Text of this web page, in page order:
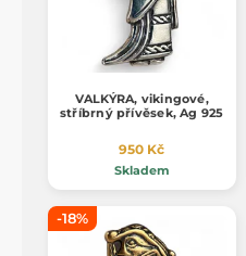
VALKÝRA, vikingové,
stříbrný přívěsek, Ag 925
950 Kč
Skladem
-18%